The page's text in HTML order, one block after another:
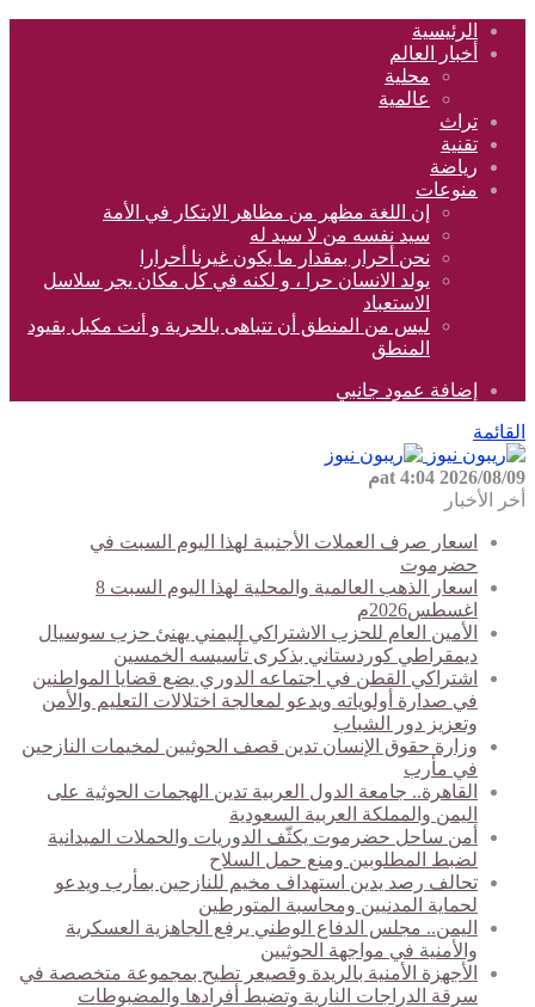
الرئيسية
أخبار العالم
محلية
عالمية
تراث
تقنية
رياضة
منوعات
إن اللغة مظهر من مظاهر الابتكار في الأمة
سيد نفسه من لا سيد له
نحن أحرار بمقدار ما يكون غيرنا أحرارا
يولد الانسان حرا ، و لكنه في كل مكان يجر سلاسل
الاستعباد
ليس من المنطق أن تتباهى بالحرية و أنت مكبل بقيود
المنطق
إضافة عمود جانبي
القائمة
2026/08/09 at 4:04م
أخر الأخبار
اسعار صرف العملات الأجنبية لهذا اليوم السبت في
حضرموت
اسعار الذهب العالمية والمحلية لهذا اليوم السبت 8
اغسطس2026م
الأمين العام للحزب الاشتراكي اليمني يهنئ حزب سوسيال
ديمقراطي كوردستاني بذكرى تأسيسه الخمسين
اشتراكي القطن في اجتماعه الدوري يضع قضايا المواطنين
في صدارة أولوياته ويدعو لمعالجة اختلالات التعليم والأمن
وتعزيز دور الشباب
وزارة حقوق الإنسان تدين قصف الحوثيين لمخيمات النازحين
في مأرب
القاهرة.. جامعة الدول العربية تدين الهجمات الحوثية على
اليمن والمملكة العربية السعودية
أمن ساحل حضرموت يكثّف الدوريات والحملات الميدانية
لضبط المطلوبين ومنع حمل السلاح
تحالف رصد يدين استهداف مخيم للنازحين بمأرب ويدعو
لحماية المدنيين ومحاسبة المتورطين
اليمن.. مجلس الدفاع الوطني يرفع الجاهزية العسكرية
والأمنية في مواجهة الحوثيين
الأجهزة الأمنية بالريدة وقصيعر تطيح بمجموعة متخصصة في
سرقة الدراجات النارية وتضبط أفرادها والمضبوطات